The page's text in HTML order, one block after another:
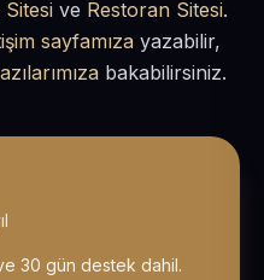
ve Restoran Sitesi.
sayfamıza yazabilir,
bakabilirsiniz.
30 gün destek dahil.